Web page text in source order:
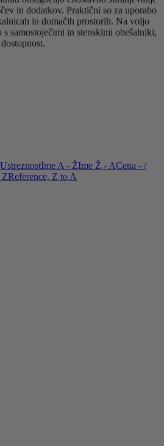
in dodatkov. Praktični so za uporabo
in domačih prostorih. Na voljo
samostoječimi in stenskimi obešalniki,
UstreznostIme A - ŽIme Ž - ACena - /
ZReference, Z to A